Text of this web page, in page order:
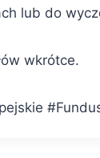
lub do
wkrótce.